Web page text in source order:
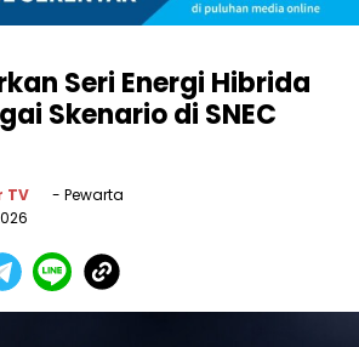
Seri Energi Hibrida
Skenario di SNEC
TV
- Pewarta